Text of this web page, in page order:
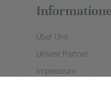
Über Uns
Unsere Partner
Impressum